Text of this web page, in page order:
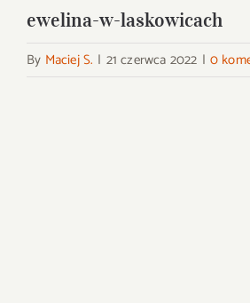
ewelina-w-laskowicach
By Maciej S. | 21 czerwca 2022 | 0